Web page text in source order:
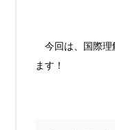
今回は、国際理
ます！